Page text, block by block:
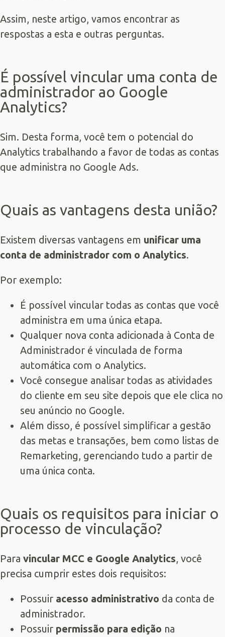
Assim, neste artigo, vamos encontrar as
respostas a esta e outras perguntas.
É possível vincular uma conta de
administrador ao Google
Analytics?
Sim. Desta forma, você tem o potencial do
Analytics trabalhando a favor de todas as contas
que administra no Google Ads.
Quais as vantagens desta união?
Existem diversas vantagens em unificar uma
conta de administrador com o Analytics.
Por exemplo:
É possível vincular todas as contas que você
administra em uma única etapa.
Qualquer nova conta adicionada à Conta de
Administrador é vinculada de forma
automática com o Analytics.
Você consegue analisar todas as atividades
do cliente em seu site depois que ele clica no
seu anúncio no Google.
Além disso, é possível simplificar a gestão
das metas e transações, bem como listas de
Remarketing, gerenciando tudo a partir de
uma única conta.
Quais os requisitos para iniciar o
processo de vinculação?
Para vincular MCC e Google Analytics, você
precisa cumprir estes dois requisitos:
Possuir acesso administrativo da conta de
administrador.
Possuir permissão para edição na